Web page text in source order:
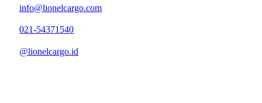
info@lionelcargo.com
021-54371540
@lionelcargo.id